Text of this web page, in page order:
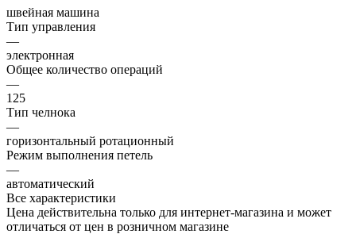
швейная машина
Тип управления
—
электронная
Общее количество операций
—
125
Тип челнока
—
горизонтальный ротационный
Режим выполнения петель
—
автоматический
Все характеристики
Цена действительна только для интернет-магазина и может
отличаться от цен в розничном магазине